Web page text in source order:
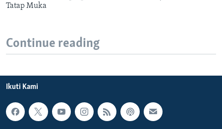
Tatap Muka
Continue reading
Ikuti Kami